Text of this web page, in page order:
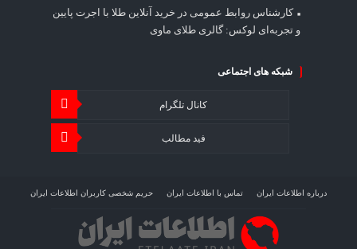
کارشناس روابط عمومی در خرید آنلاین طلا با اجرت پایین
و تجربه‌ای لوکس: گالری طلای ماوی
شبکه های اجتماعی
کانال تلگرام
فید مطالب
درباره اطلاعات ایران تماس با اطلاعات ایران حریم شخصی کاربران اطلاعات ایران
شرایط بازنشر محتوا در اطلاعات ایران تبلیغات در اطلاعات ایران تحلیل اطلاعات سرمایه